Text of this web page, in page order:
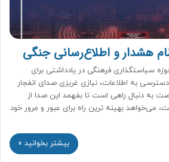
هشدار و اطلاع‌رسانی جنگی
سیاستگذاری فرهنگی در یادداشتی برای
به اطلاعات، نیازی غریزی صدای انفجار
به دنبال راهی است تا بفهمد این صدا از
می‌خواهد بهینه ترین راه برای عبور و مرور خود
بیشتر بخوانید »